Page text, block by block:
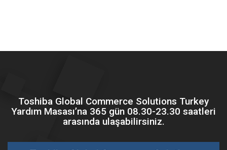
Toshiba Global Commerce Solutions Turkey
Yardım Masası’na 365 gün 08.30-23.30 saatleri
arasında ulaşabilirsiniz.